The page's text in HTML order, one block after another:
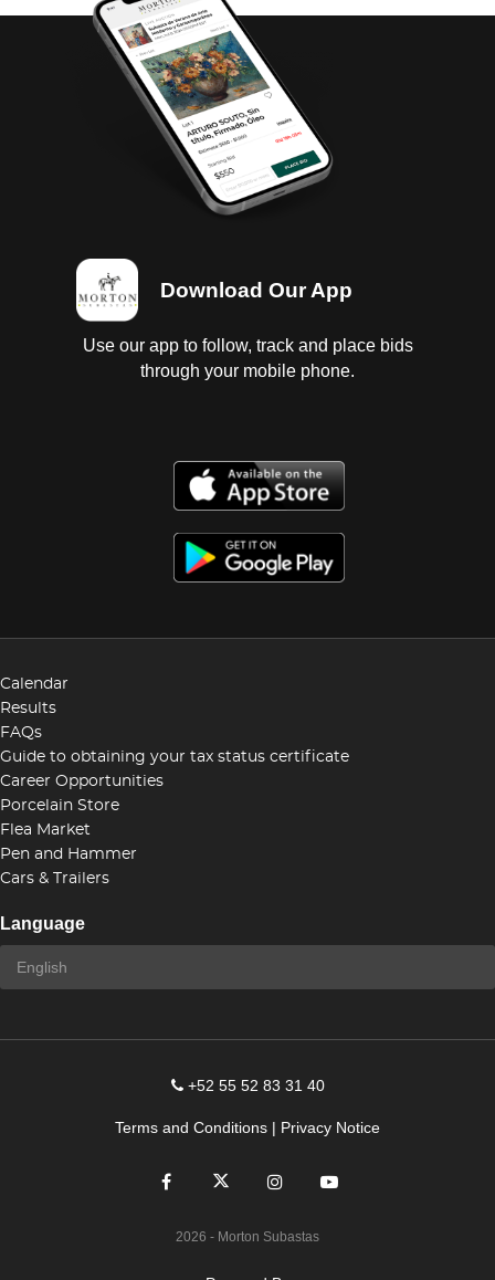
Download Our App
Use our app to follow, track and place bids
through your mobile phone.
Calendar
Results
FAQs
Guide to obtaining your tax status certificate
Career Opportunities
Porcelain Store
Flea Market
Pen and Hammer
Cars & Trailers
Language
+52 55 52 83 31 40
Terms and Conditions | Privacy Notice
2026 - Morton Subastas